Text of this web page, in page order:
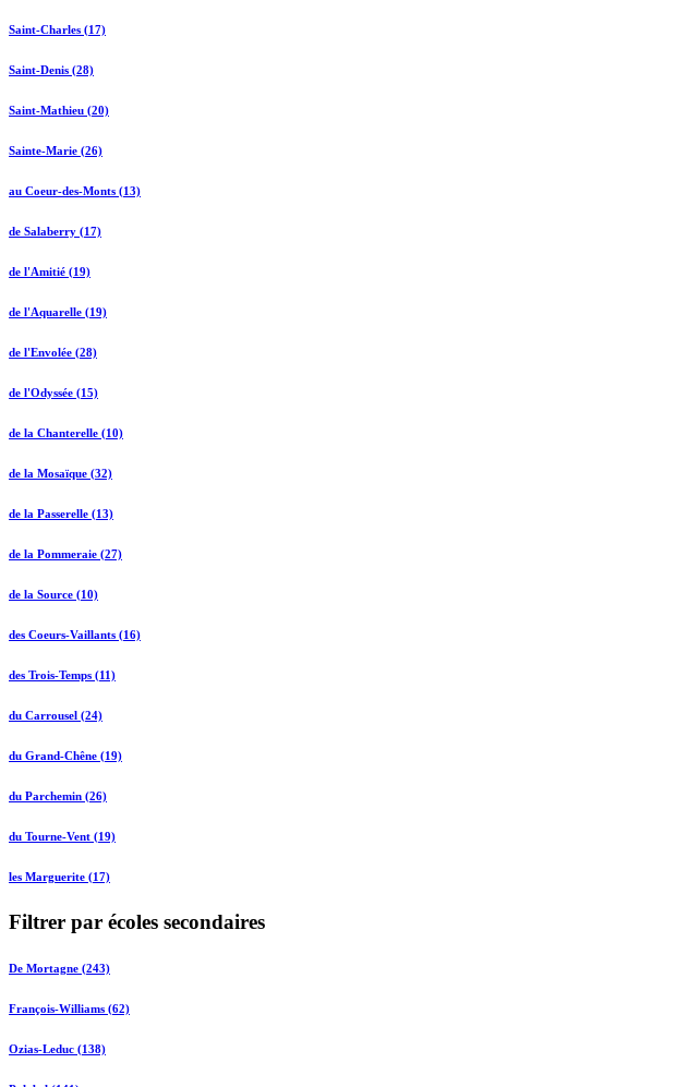
Saint-Charles (17)
Saint-Denis (28)
Saint-Mathieu (20)
Sainte-Marie (26)
au Coeur-des-Monts (13)
de Salaberry (17)
de l'Amitié (19)
de l'Aquarelle (19)
de l'Envolée (28)
de l'Odyssée (15)
de la Chanterelle (10)
de la Mosaïque (32)
de la Passerelle (13)
de la Pommeraie (27)
de la Source (10)
des Coeurs-Vaillants (16)
des Trois-Temps (11)
du Carrousel (24)
du Grand-Chêne (19)
du Parchemin (26)
du Tourne-Vent (19)
les Marguerite (17)
Filtrer par écoles secondaires
De Mortagne (243)
François-Williams (62)
Ozias-Leduc (138)